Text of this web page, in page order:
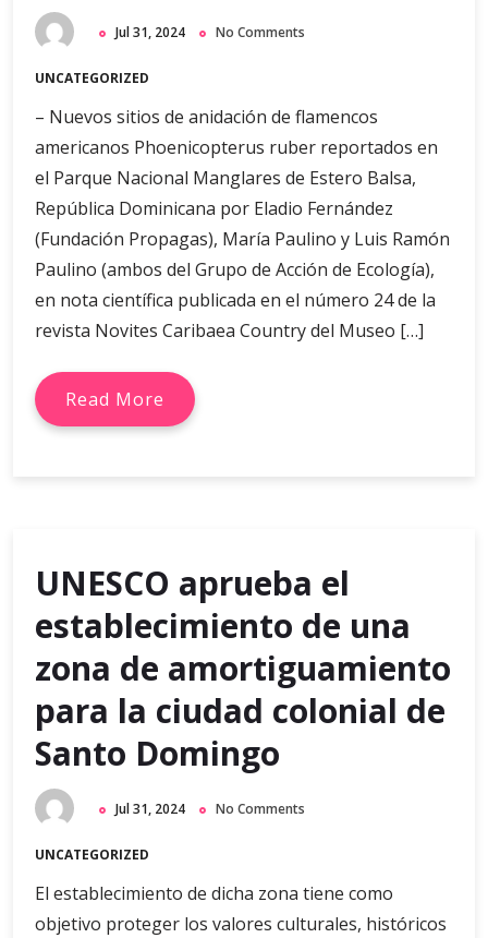
Jul 31, 2024 No Comments
UNCATEGORIZED
– Nuevos sitios de anidación de flamencos
americanos Phoenicopterus ruber reportados en
el Parque Nacional Manglares de Estero Balsa,
República Dominicana por Eladio Fernández
(Fundación Propagas), María Paulino y Luis Ramón
Paulino (ambos del Grupo de Acción de Ecología),
en nota científica publicada en el número 24 de la
revista Novites Caribaea Country del Museo […]
Read More
UNESCO aprueba el
establecimiento de una
zona de amortiguamiento
para la ciudad colonial de
Santo Domingo
Jul 31, 2024 No Comments
UNCATEGORIZED
El establecimiento de dicha zona tiene como
objetivo proteger los valores culturales, históricos